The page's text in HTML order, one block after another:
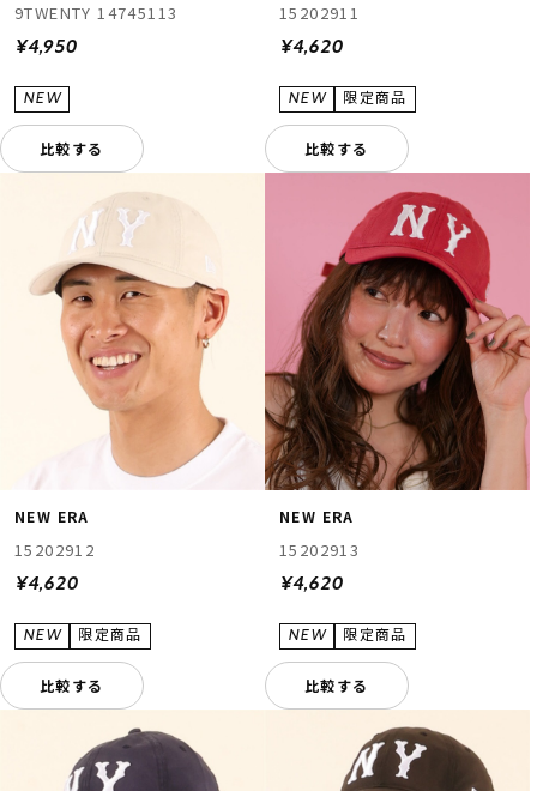
9TWENTY 14745113
¥4,950
比較する
15202911
¥4,620
比較する
NEW ERA
15202912
¥4,620
比較する
NEW ERA
15202913
¥4,620
比較する